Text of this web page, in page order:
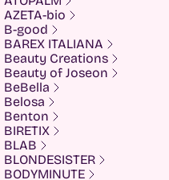
AZETA-bio
B-good
BAREX ITALIANA
Beauty Creations
Beauty of Joseon
BeBella
Belosa
Benton
BIRETIX
BLAB
BLONDESISTER
BODYMINUTE